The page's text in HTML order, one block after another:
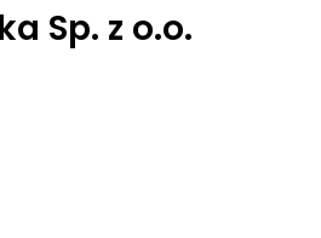
Sp. z o.o.